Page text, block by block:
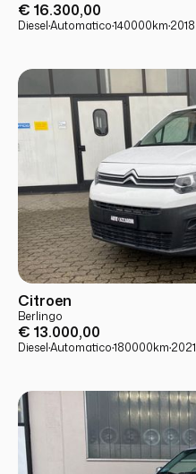
€ 16.300,00
Diesel·Automatico·140000km·2018
USATO
Citroen
Berlingo
€ 13.000,00
Diesel·Automatico·180000km·2021